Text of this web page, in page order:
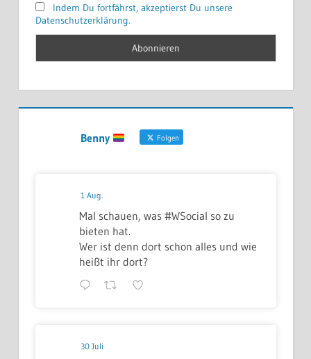
Indem Du fortfährst, akzeptierst Du unsere
Datenschutzerklärung.
Benny Folgen
1 Aug.
Mal schauen, was #WSocial so zu
bieten hat.
Wer ist denn dort schon alles und wie
heißt ihr dort?
30 Juli